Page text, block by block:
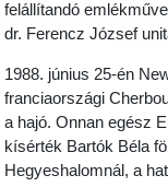
felállítandó
dr. Ferencz József
1988. június 25-én
franciaországi
a hajó. Onnan egész
kísérték Bartók Béla
Hegyeshalomnál, a